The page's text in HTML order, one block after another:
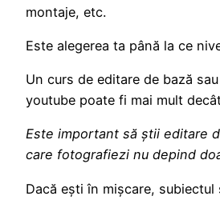
montaje, etc.
Este alegerea ta până la ce
Un curs de editare de bază
youtube poate fi mai mult
Este important să știi editare
care fotografiezi nu depind
Dacă ești în mișcare,